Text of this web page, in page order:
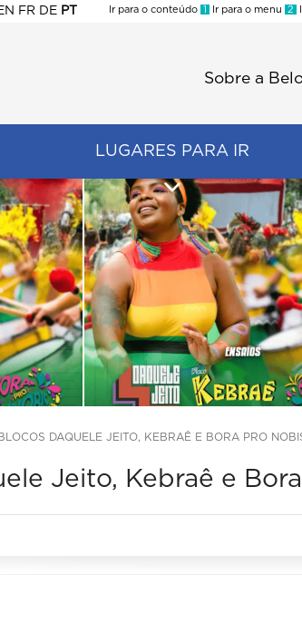
FR DE PT
Ir para o conteúdo 1 Ir para o menu 2
Sobre a
LUGARES PARA IR
DAQUELE JEITO, KEBRAÊ E BORA PRO
Jeito, Kebraê e